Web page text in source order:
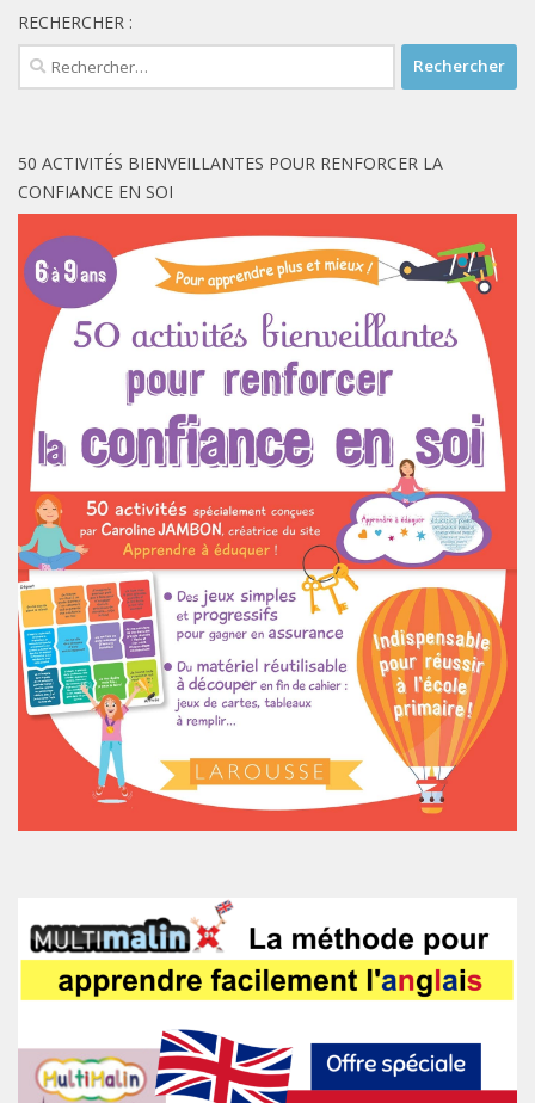
RECHERCHER :
Rechercher :
50 ACTIVITÉS BIENVEILLANTES POUR RENFORCER LA
CONFIANCE EN SOI